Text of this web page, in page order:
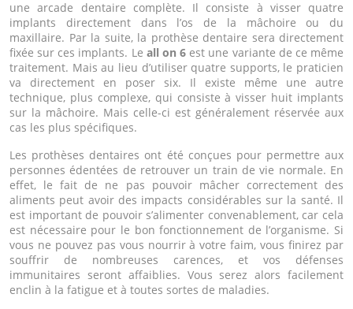
une arcade dentaire complète. Il consiste à visser quatre
implants directement dans l’os de la mâchoire ou du
maxillaire. Par la suite, la prothèse dentaire sera directement
fixée sur ces implants. Le all on 6 est une variante de ce même
traitement. Mais au lieu d’utiliser quatre supports, le praticien
va directement en poser six. Il existe même une autre
technique, plus complexe, qui consiste à visser huit implants
sur la mâchoire. Mais celle-ci est généralement réservée aux
cas les plus spécifiques.
Les prothèses dentaires ont été conçues pour permettre aux
personnes édentées de retrouver un train de vie normale. En
effet, le fait de ne pas pouvoir mâcher correctement des
aliments peut avoir des impacts considérables sur la santé. Il
est important de pouvoir s’alimenter convenablement, car cela
est nécessaire pour le bon fonctionnement de l’organisme. Si
vous ne pouvez pas vous nourrir à votre faim, vous finirez par
souffrir de nombreuses carences, et vos défenses
immunitaires seront affaiblies. Vous serez alors facilement
enclin à la fatigue et à toutes sortes de maladies.